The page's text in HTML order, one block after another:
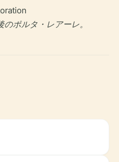
ポルタ・レアーレ。